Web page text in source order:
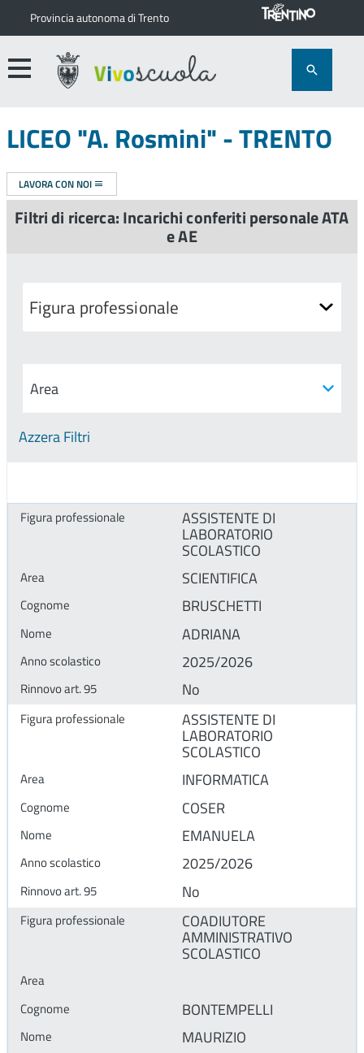
Provincia autonoma di Trento
LICEO "A. Rosmini" - TRENTO
LAVORA CON NOI
Filtri di ricerca: Incarichi conferiti personale ATA
e AE
Azzera Filtri
ASSISTENTE DI
LABORATORIO
SCOLASTICO
SCIENTIFICA
BRUSCHETTI
ADRIANA
2025/2026
No
ASSISTENTE DI
LABORATORIO
SCOLASTICO
INFORMATICA
COSER
EMANUELA
2025/2026
No
COADIUTORE
AMMINISTRATIVO
SCOLASTICO
BONTEMPELLI
MAURIZIO